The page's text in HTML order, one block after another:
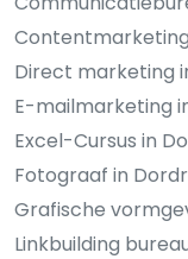
Direct marketing
E-mailmarketing
Excel-Cursus in
Fotograaf in
Grafische
Linkbuilding